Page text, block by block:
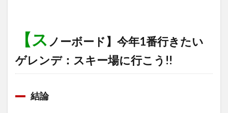
【ス ノーボード】今年1番行きたい
ゲレンデ：スキー場に行こう!!
結論